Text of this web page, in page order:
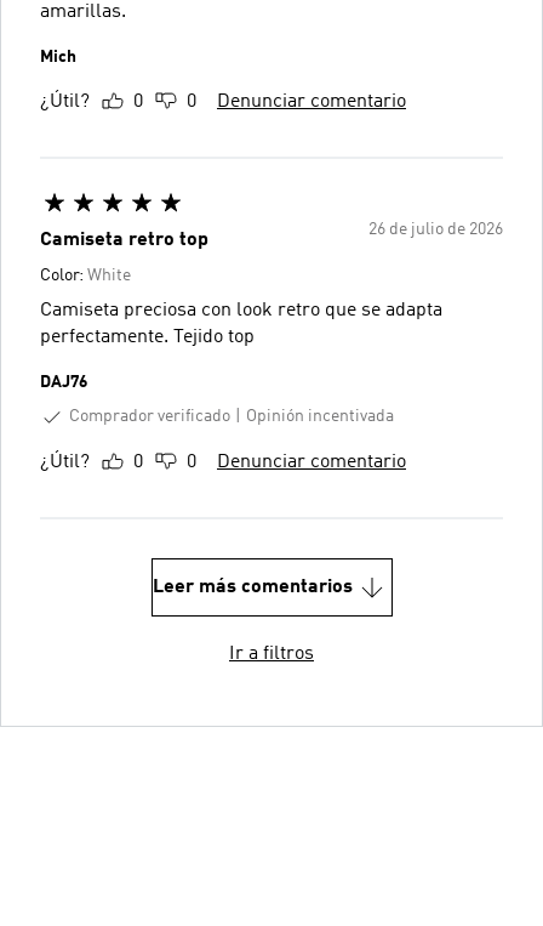
amarillas.
Mich
¿Útil? 0 0 Denunciar comentario
26 de julio de 2026
Camiseta retro top
Color: White
Camiseta preciosa con look retro que se adapta
perfectamente. Tejido top
DAJ76
Comprador verificado
Opinión incentivada
¿Útil? 0 0 Denunciar comentario
Leer más comentarios
Ir a filtros